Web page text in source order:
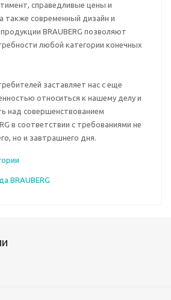
справедливые цены и
также современный дизайн и
BRAUBERG позволяют
любой категории конечных
заставляет нас с еще
относиться к нашему делу и
над совершенствованием
в соответствии с требованиями не
но и завтрашнего дня.
BRAUBERG